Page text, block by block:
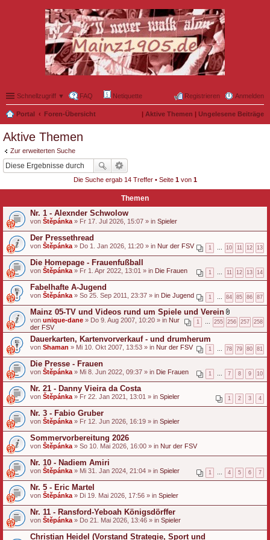
Schnellzugriff ▼ FAQ Netiquette Anmelden
Registrieren
Portal Foren-Übersicht | Aktive Themen | Ungelesene Beiträge
Aktive Themen
Zur erweiterten Suche
Die Suche ergab 14 Treffer • Seite 1von 1
Themen
Nr. 1 - Alexnder Schwolow
von Štěpánka » Fr 17. Jul 2026, 15:07 » in Spieler
Der Pressethread
1 10 11 12 13
von Štěpánka » Do 1. Jan 2026, 11:20 » in Nur der FSV
Die Homepage - Frauenfußball
1 11 12 13 14
von Štěpánka » Fr 1. Apr 2022, 13:01 » in Die Frauen
Fabelhafte A-Jugend
1 84 85 86 87
von Štěpánka » So 25. Sep 2011, 23:37 » in Die Jugend
Mainz 05-TV und Videos rund um Spiele und Verein
D
a
t
i
a
h
n
1 255 256 257 258
von unique-dane » Do 9. Aug 2007, 10:20 » in Nur
der FSV
Dauerkarten, Kartenvorverkauf - und drumherum
1 78 79 80 81
von Shaman » Mi 10. Okt 2007, 13:53 » in Nur der FSV
Die Presse - Frauen
1 7 8 9 10
von Štěpánka » Mi 8. Jun 2022, 09:37 » in Die Frauen
Nr. 21 - Danny Vieira da Costa
1 2 3 4
von Štěpánka » Fr 22. Jan 2021, 13:01 » in Spieler
Nr. 3 - Fabio Gruber
von Štěpánka » Fr 12. Jun 2026, 16:19 » in Spieler
Sommervorbereitung 2026
von Štěpánka » So 10. Mai 2026, 16:00 » in Nur der FSV
Nr. 10 - Nadiem Amiri
1 4 5 6 7
von Štěpánka » Mi 31. Jan 2024, 21:04 » in Spieler
Nr. 5 - Eric Martel
von Štěpánka » Di 19. Mai 2026, 17:56 » in Spieler
Nr. 11 - Ransford-Yeboah Königsdörffer
von Štěpánka » Do 21. Mai 2026, 13:46 » in Spieler
Christian Heidel (Vorstand Strategie, Sport und